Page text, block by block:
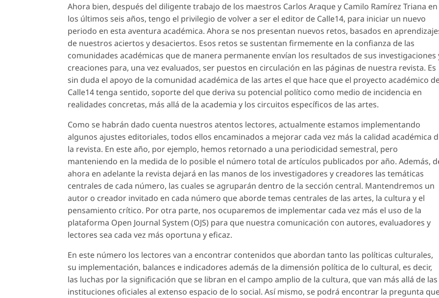
Ahora bien, después del diligente trabajo de los maestros Carlos Araque y Camilo Ramírez Triana en
los últimos seis años, tengo el privilegio de volver a ser el editor de Calle14, para iniciar un nuevo
periodo en esta aventura académica. Ahora se nos presentan nuevos retos, basados en
de nuestros aciertos y desaciertos. Esos retos se sustentan firmemente en la confianza de las
comunidades académicas que de manera permanente envían los resultados de sus investigaciones
creaciones para, una vez evaluados, ser puestos en circulación en las páginas de nuestra revista. Es
sin duda el apoyo de la comunidad académica de las artes el que hace que el proyecto académico
Calle14 tenga sentido, soporte del que deriva su potencial político como medio de incidencia en
realidades concretas, más allá de la academia y los circuitos específicos de las artes.
Como se habrán dado cuenta nuestros atentos lectores, actualmente estamos implementando
algunos ajustes editoriales, todos ellos encaminados a mejorar cada vez más la calidad académica
la revista. En este año, por ejemplo, hemos retornado a una periodicidad semestral, pero
manteniendo en la medida de lo posible el número total de artículos publicados por año. Además,
ahora en adelante la revista dejará en las manos de los investigadores y creadores las temáticas
centrales de cada número, las cuales se agruparán dentro de la sección central. Mantendremos un
autor o creador invitado en cada número que aborde temas centrales de las artes, la cultura y el
pensamiento crítico. Por otra parte, nos ocuparemos de implementar cada vez más el uso de la
plataforma Open Journal System (OJS) para que nuestra comunicación con autores, evaluadores y
lectores sea cada vez más oportuna y eficaz.
En este número los lectores van a encontrar contenidos que abordan tanto las políticas culturales,
su implementación, balances e indicadores además de la dimensión política de lo cultural, es decir,
las luchas por la significación que se libran en el campo amplio de la cultura, que van más allá de las
instituciones oficiales al extenso espacio de lo social. Así mismo, se podrá encontrar la pregunta